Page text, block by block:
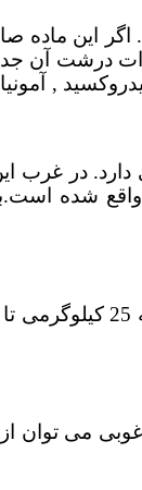
این
آن
‚
در غرب
در این شهر
می توان